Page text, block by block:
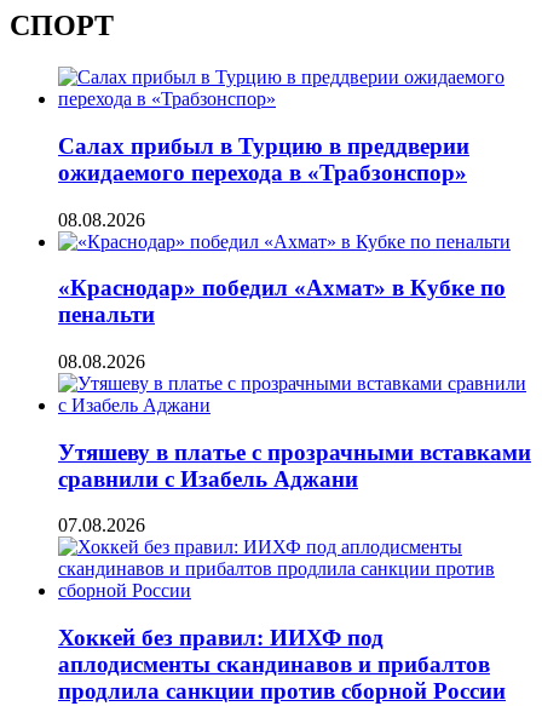
СПОРТ
Салах прибыл в Турцию в преддверии
ожидаемого перехода в «Трабзонспор»
08.08.2026
«Краснодар» победил «Ахмат» в Кубке по
пенальти
08.08.2026
Утяшеву в платье с прозрачными вставками
сравнили с Изабель Аджани
07.08.2026
Хоккей без правил: ИИХФ под
аплодисменты скандинавов и прибалтов
продлила санкции против сборной России